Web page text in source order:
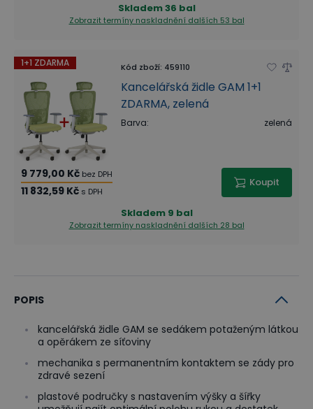
Skladem36 bal
Zobrazit termíny naskladnění dalších 53 bal
1+1 ZDARMA Kód zboží: 459110
Kancelářská židle GAM 1+1
ZDARMA, zelená
Barva: zelená
9 779,00 Kč bez DPH
11 832,59 Kč s DPH
Koupit
Skladem 9 bal
Zobrazit termíny naskladnění dalších 28 bal
POPIS
kancelářská židle GAM se sedákem potaženým látkou
a opěrákem ze síťoviny
mechanika s permanentním kontaktem se zády pro
zdravé sezení
plastové područky s nastavením výšky a šířky